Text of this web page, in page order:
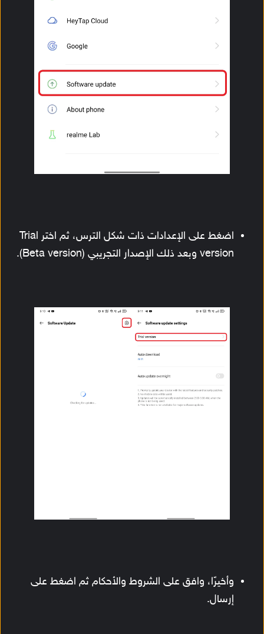
اضغط على الإعدادات ذات شكل الترس، ثم اختر Trial
version وبعد ذلك الإصدار التجريبي (Beta version).
وأخيرًا، وافق على الشروط والأحكام ثم اضغط على
إرسال.